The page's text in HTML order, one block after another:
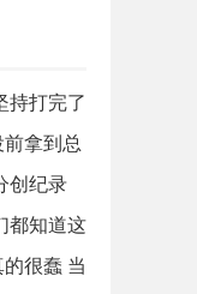
持打完了
拿到总
创纪录
都知道这
很蠢 当